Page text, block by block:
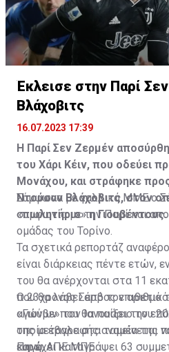
Έκλεισε στην Παρί
Βλάχοβιτς
16.07.2023 17:39
Η Παρί Σεν Ζερμέν
του Χάρι Κέιν, που οδεύει
Μονάχου, και στράφηκε
Ντούσαν Βλάχοβιτς, στον
«πωλητήριο» η Γιουβέντους.
Σύμφωνα με γαλλικά ΜΜΕ ο
συμφωνία με την Παρί και
ομάδας του Τορίνο.
Τα σχετικά ρεπορτάζ
είναι διάρκειας πέντε ετών,
του θα ανέρχονται στα 11
που θα λάβει από τον αριθμό
αγώνων που θα παίξει την
της μεταγραφής αναμένεται
ευρώ.
Ο 23χρονος Σέρβος
«Γιούβε» τον Ιανουάριο του
οποία έβαλε στα ταμεία της
και έχει καταγράψει 63
Πηγή: ΑΠΕ ΜΠΕ